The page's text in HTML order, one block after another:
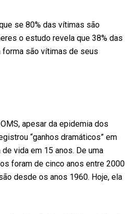
se 80% das vítimas são
o estudo revela que 38% das
são vítimas de seus
apesar da epidemia dos
“ganhos dramáticos” em
vida em 15 anos. De uma
foram de cinco anos entre 2000
desde os anos 1960. Hoje, ela